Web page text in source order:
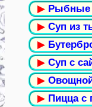
▶ Рыбные
▶ Суп из
▶
▶ Суп с
▶
▶ Пицца с